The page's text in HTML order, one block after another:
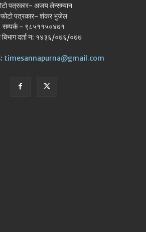
पत्रकार- अजय लेन्सम्यान
फोटो पत्रकार- शंकर भुजेल
सम्पर्क - ९८५११५०४७१
दर्ता न: १४३६/०७६/०७७
timesannapurna@gmail.com